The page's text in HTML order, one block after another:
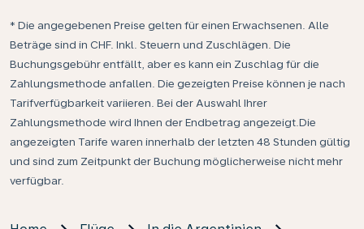
* Die angegebenen Preise gelten für einen Erwachsenen. Alle
Beträge sind in CHF. Inkl. Steuern und Zuschlägen. Die
Buchungsgebühr entfällt, aber es kann ein Zuschlag für die
Zahlungsmethode anfallen. Die gezeigten Preise können je nach
Tarifverfügbarkeit variieren. Bei der Auswahl Ihrer
Zahlungsmethode wird Ihnen der Endbetrag angezeigt.Die
angezeigten Tarife waren innerhalb der letzten 48 Stunden gültig
und sind zum Zeitpunkt der Buchung möglicherweise nicht mehr
verfügbar.